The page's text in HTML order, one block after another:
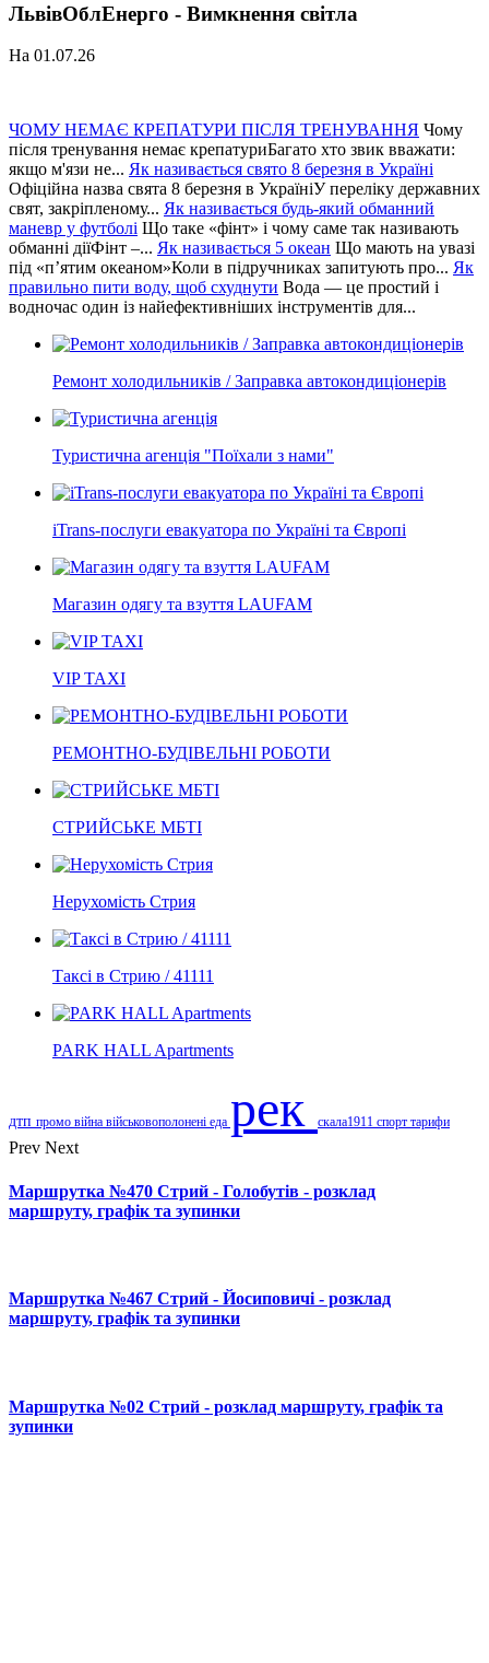
ЛьвівОблЕнерго - Вимкнення світла
На 01.07.26
ЧОМУ НЕМАЄ КРЕПАТУРИ ПІСЛЯ ТРЕНУВАННЯ Чому
після тренування немає крепатуриБагато хто звик вважати:
якщо м'язи не... Як називається свято 8 березня в Україні
Офіційна назва свята 8 березня в УкраїніУ переліку державних
свят, закріпленому... Як називається будь-який обманний
маневр у футболі Що таке «фінт» і чому саме так називають
обманні діїФінт –... Як називається 5 океан Що мають на увазі
під «п’ятим океаном»Коли в підручниках запитують про... Як
правильно пити воду, щоб схуднути Вода — це простий і
водночас один із найефективніших інструментів для...
Ремонт холодильників / Заправка автокондиціонерів
Туристична агенція "Поїхали з нами"
iTrans-послуги евакуатора по Україні та Європі
Магазин одягу та взуття LAUFAM
VIP TAXI
РЕМОНТНО-БУДІВЕЛЬНІ РОБОТИ
СТРИЙСЬКЕ МБТІ
Нерухомість Стрия
Таксі в Стрию / 41111
PARK HALL Apartments
дтп промо війна військовополонені еда рек скала1911 спорт тарифи
Prev Next
Маршрутка №470 Стрий - Голобутів - розклад
маршруту, графік та зупинки
Маршрутка №467 Стрий - Йосиповичі - розклад
маршруту, графік та зупинки
Маршрутка №02 Стрий - розклад маршруту, графік та
зупинки